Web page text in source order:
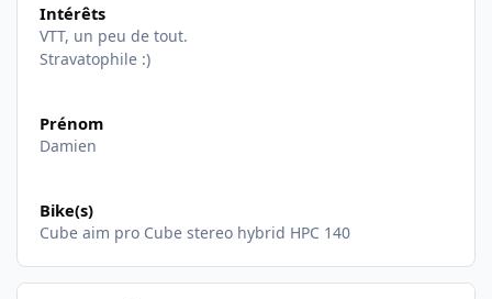
Intérêts
VTT, un peu de tout.
Stravatophile :)
Prénom
Damien
Bike(s)
Cube aim pro Cube stereo hybrid HPC 140